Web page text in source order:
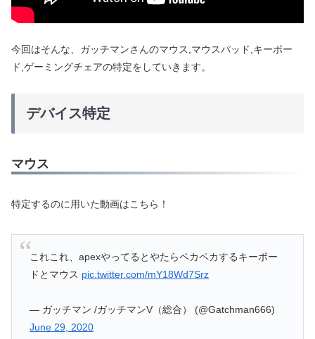
今回はそんな、ガッチマンさんのマウス,マウスパッド,キーボー
ド,ゲーミングチェアの特定をしていきます。
デバイス特定
マウス
特定するのに用いた動画はこちら！
これこれ、apexやってるとやたらペカペカするキーボー
ドとマウス pic.twitter.com/mY18Wd7Srz
— ガッチマン /ガッチマンV（総合） (@Gatchman666)
June 29, 2020